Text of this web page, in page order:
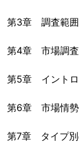
第3章 調査範囲
第4章 市場調
第5章 イントロ
第6章 市場情勢
第7章 タイプ別